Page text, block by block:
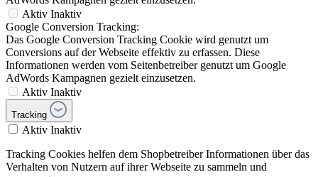
Aktiv Inaktiv
Google Conversion Tracking:
Das Google Conversion Tracking Cookie wird genutzt um
Conversions auf der Webseite effektiv zu erfassen. Diese
Informationen werden vom Seitenbetreiber genutzt um Google
AdWords Kampagnen gezielt einzusetzen.
Aktiv Inaktiv
Tracking
Aktiv Inaktiv
Tracking Cookies helfen dem Shopbetreiber Informationen über das
Verhalten von Nutzern auf ihrer Webseite zu sammeln und